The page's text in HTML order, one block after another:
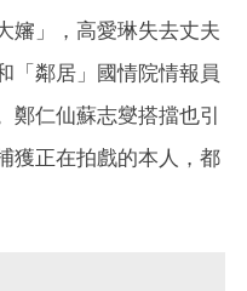
嬸」，高愛琳失去丈夫
「鄰居」國情院情報員
鄭仁仙蘇志燮搭擋也引
獲正在拍戲的本人，都